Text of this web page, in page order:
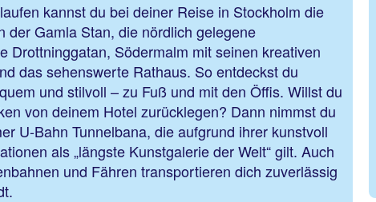
kannst du bei deiner Reise in Stockholm die
der Gamla Stan, die nördlich gelegene
Drottninggatan, Södermalm mit seinen kreativen
das sehenswerte Rathaus. So entdeckst du
und stilvoll – zu Fuß und mit den Öffis. Willst du
von deinem Hotel zurücklegen? Dann nimmst du
U-Bahn Tunnelbana, die aufgrund ihrer kunstvoll
als „längste Kunstgalerie der Welt“ gilt. Auch
und Fähren transportieren dich zuverlässig